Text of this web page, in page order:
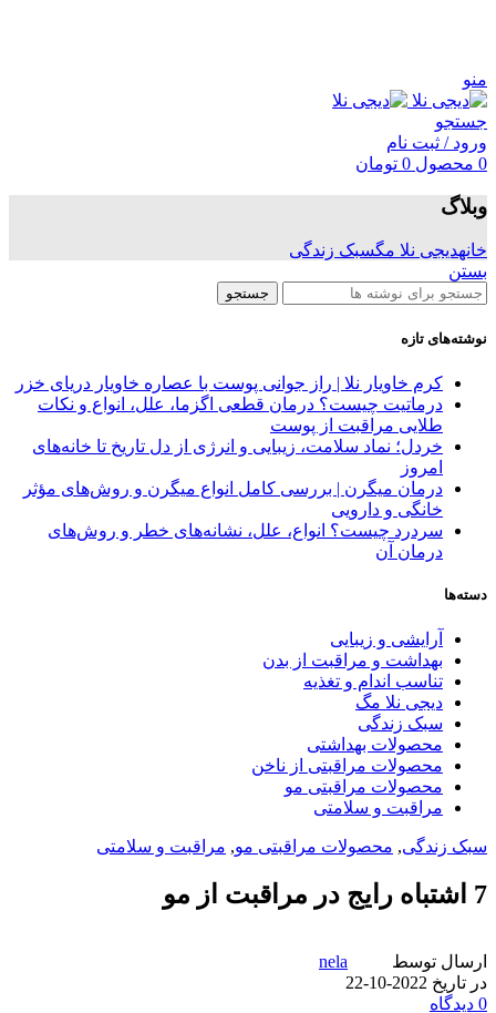
منو
جستجو
ورود / ثبت نام
0 محصول 0 تومان
وبلاگ
خانهدیجی نلا مگسبک زندگی
بستن
جستجو
نوشته‌های تازه
کرم خاویار نلا | راز جوانی پوست با عصاره خاویار دریای خزر
درماتیت چیست؟ درمان قطعی اگزما، علل، انواع و نکات
طلایی مراقبت از پوست
خردل؛ نماد سلامت، زیبایی و انرژی از دل تاریخ تا خانه‌های
امروز
درمان میگرن | بررسی کامل انواع میگرن و روش‌های مؤثر
خانگی و دارویی
سردرد چیست؟ انواع، علل، نشانه‌های خطر و روش‌های
درمان آن
دسته‌ها
آرایشی و زیبایی
بهداشت و مراقبت از بدن
تناسب اندام و تغذیه
دیجی نلا مگ
سبک زندگی
محصولات بهداشتی
محصولات مراقبتی از ناخن
محصولات مراقبتی مو
مراقبت و سلامتی
سبک زندگی, محصولات مراقبتی مو, مراقبت و سلامتی
7 اشتباه رایج در مراقبت از مو
ارسال توسط
nela
در تاریخ 2022-10-22
0 دیدگاه